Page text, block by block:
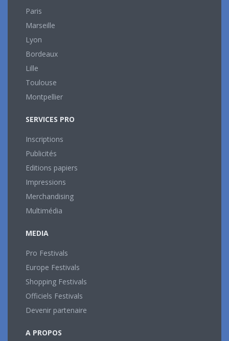
Paris
Marseille
Lyon
Bordeaux
Lille
Toulouse
Montpellier
SERVICES PRO
Inscriptions
Publicités
Editions papiers
Impressions
Merchandising
Multimédia
MEDIA
Pro Festivals
Europe Festivals
Shopping Festivals
Officiels Festivals
Devenir partenaire
A PROPOS